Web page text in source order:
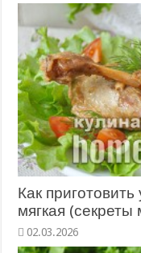
Как
мягкая
02.03.2026